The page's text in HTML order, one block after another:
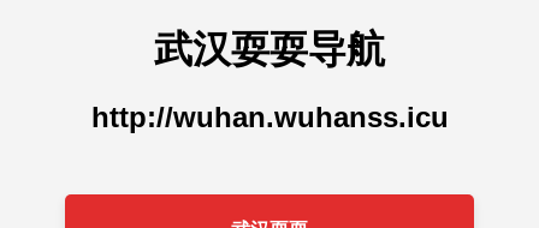
武汉耍耍导航
http://wuhan.wuhanss.icu